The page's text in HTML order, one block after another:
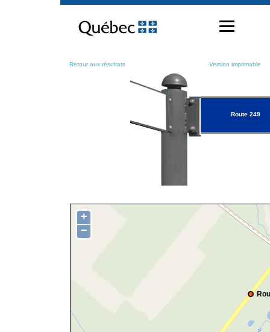
contenu
Retour aux résultats Version imprimable
Route 249
+
−